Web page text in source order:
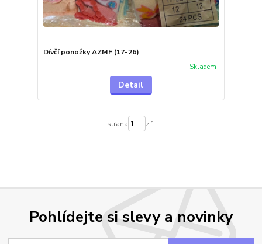
Dívčí ponožky AZMF (17-26)
Skladem
Detail
strana z 1
Pohlídejte si slevy a novinky